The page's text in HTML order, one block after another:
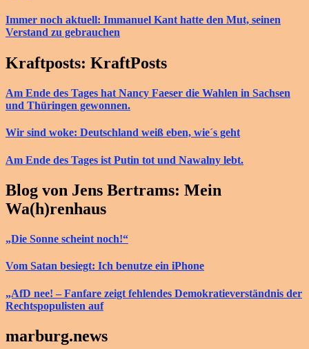
Immer noch aktuell: Immanuel Kant hatte den Mut, seinen
Verstand zu gebrauchen
Kraftposts: KraftPosts
Am Ende des Tages hat Nancy Faeser die Wahlen in Sachsen
und Thüringen gewonnen.
Wir sind woke: Deutschland weiß eben, wie´s geht
Am Ende des Tages ist Putin tot und Nawalny lebt.
Blog von Jens Bertrams: Mein
Wa(h)renhaus
„Die Sonne scheint noch!“
Vom Satan besiegt: Ich benutze ein iPhone
„AfD nee! – Fanfare zeigt fehlendes Demokratieverständnis der
Rechtspopulisten auf
marburg.news